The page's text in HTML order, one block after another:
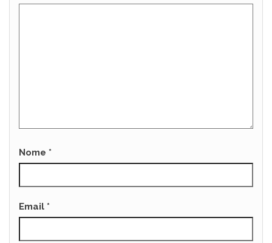
Nome *
Email *